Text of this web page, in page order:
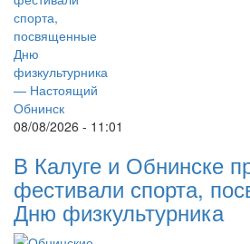
08/08/2026 - 11:01
В Калуге и Обнинске
фестивали спорта,
Дню физкультурника